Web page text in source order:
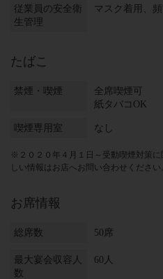
従業員の安全衛
生管理
マスク着用
たばこ
禁煙・喫煙
全席喫煙可
紙タバコOK
喫煙専用室 なし
※２０２０年４月１日～受動喫煙対策
しい情報はお店へお問い合わせください
お席情報
総席数 50席
最大宴会収容人
数
60人